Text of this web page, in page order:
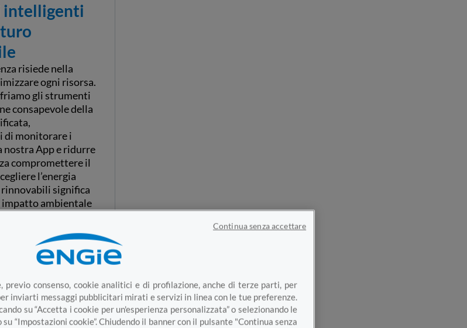
intelligenti
risiede nella
ogni risorsa.
gli strumenti
consapevole della
di monitorare i
nostra App e ridurre
compromettere il
l’energia
significa
ambientale
consenso, cookie analitici e di profilazione, anche di terze parti, per
inviarti messaggi pubblicitari mirati e servizi in linea con le tue preferenze.
su “Accetta i cookie per un'esperienza personalizzata” o selezionando le
“Impostazioni cookie”. Chiudendo il banner con il pulsante "Continua senza
Continua senza accettare